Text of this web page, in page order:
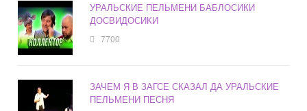
УРАЛЬСКИЕ ПЕЛЬМЕНИ БАБЛОСИКИ
ДОСВИДОСИКИ
7700
ЗАЧЕМ Я В ЗАГСЕ СКАЗАЛ ДА УРАЛЬСКИЕ
ПЕЛЬМЕНИ ПЕСНЯ